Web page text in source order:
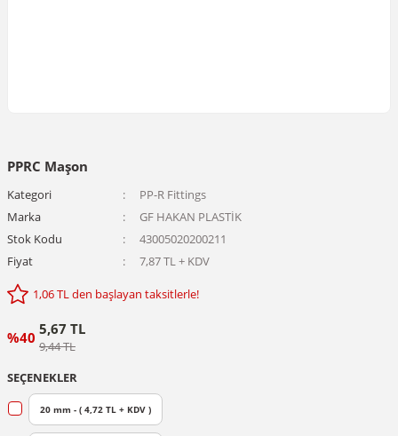
PPRC Maşon
Kategori
PP-R Fittings
Marka
GF HAKAN PLASTİK
Stok Kodu
43005020200211
Fiyat
7,87 TL + KDV
1,06 TL den başlayan taksitlerle!
%40 5,67 TL
9,44 TL
SEÇENEKLER
20 mm - ( 4,72 TL + KDV )